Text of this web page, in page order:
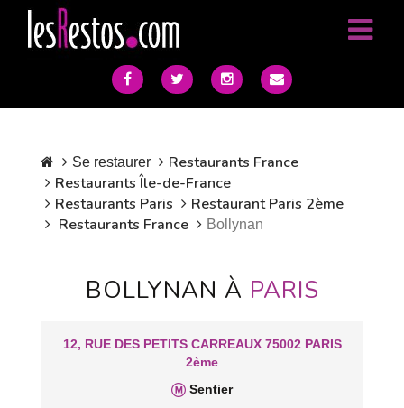
Se restaurer
Restaurants France
Restaurants Île-de-France
Restaurants Paris
Restaurant Paris 2ème
Restaurants France
Bollynan
BOLLYNAN À PARIS
12, RUE DES PETITS CARREAUX 75002 PARIS
2ème
Sentier